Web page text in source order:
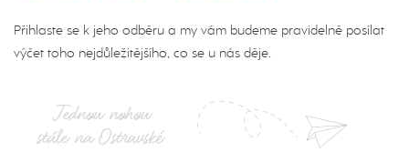
Přihlaste se k jeho odběru a my vám budeme pravidelně posílat
výčet toho nejdůležitějšího, co se u nás děje.
Jednou nohou
stále na Ostravské